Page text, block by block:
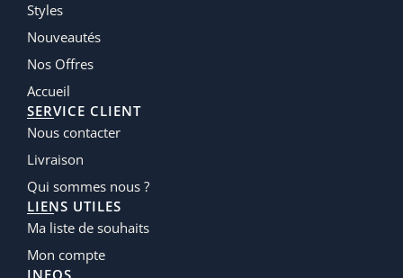
Styles
Nouveautés
Nos Offres
Accueil
SERVICE CLIENT
Nous contacter
Livraison
Qui sommes nous ?
LIENS UTILES
Ma liste de souhaits
Mon compte